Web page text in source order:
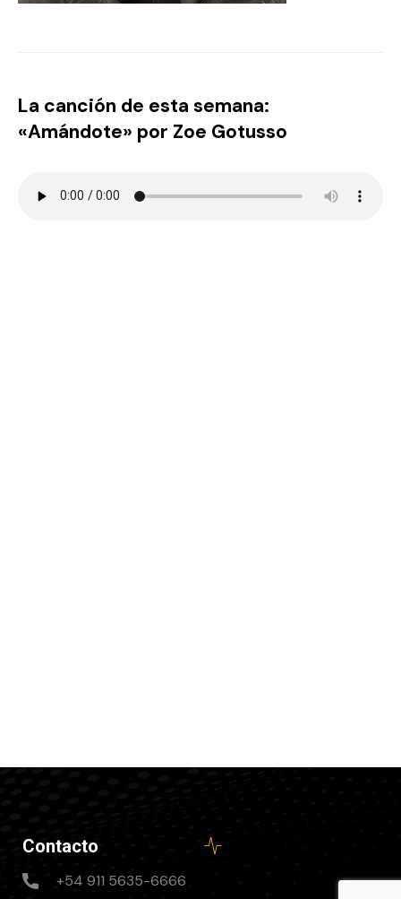
La canción de esta semana:
«Amándote» por Zoe Gotusso
Contacto
+54 911 5635-6666